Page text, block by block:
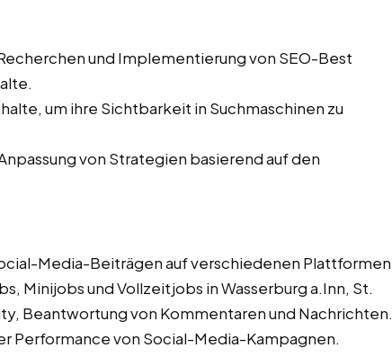
und Implementierung von SEO-Best
um ihre Sichtbarkeit in Suchmaschinen zu
von Strategien basierend auf den
Media-Beiträgen auf verschiedenen Plattformen
Minijobs und Vollzeitjobs in Wasserburg a.Inn, St.
Beantwortung von Kommentaren und Nachrichten.
Performance von Social-Media-Kampagnen.